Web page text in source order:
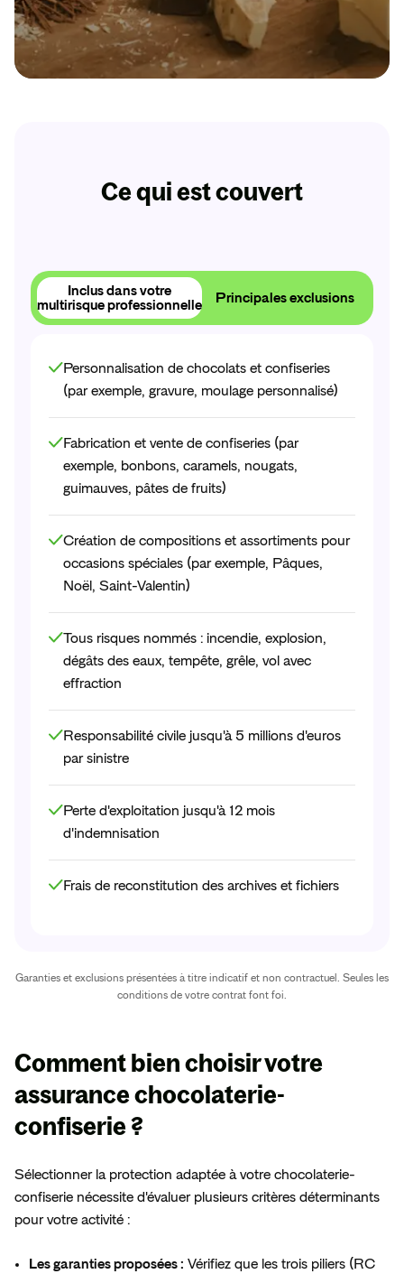
votre entreprise. Soyez protégé en cas de coup
Obtenir mon
Ce qui est couvert
Inclus dans votre
multirisque professionnelle
Principales exclusions
Personnalisation de chocolats et confiseries
(par exemple, gravure, moulage personnalisé)
Fabrication et vente de confiseries (par
exemple, bonbons, caramels, nougats,
guimauves, pâtes de fruits)
Création de compositions et assortiments pour
occasions spéciales (par exemple, Pâques,
Noël, Saint-Valentin)
Tous risques nommés : incendie, explosion,
dégâts des eaux, tempête, grêle, vol avec
effraction
Responsabilité civile jusqu'à 5 millions d'euros
par sinistre
Perte d'exploitation jusqu'à 12 mois
d'indemnisation
Frais de reconstitution des archives et fichiers
Garanties et exclusions présentées à titre indicatif et non contractuel. Seules les
conditions de votre contrat font foi.
Commentbien choisir votre
assurancechocolaterie-
confiserie ?
Sélectionner la protection adaptée à votre chocolaterie-
confiserie nécessite d'évaluer plusieurs critères déterminants
pour votre activité :
Les garanties proposées : Vérifiez que les trois piliers (RC